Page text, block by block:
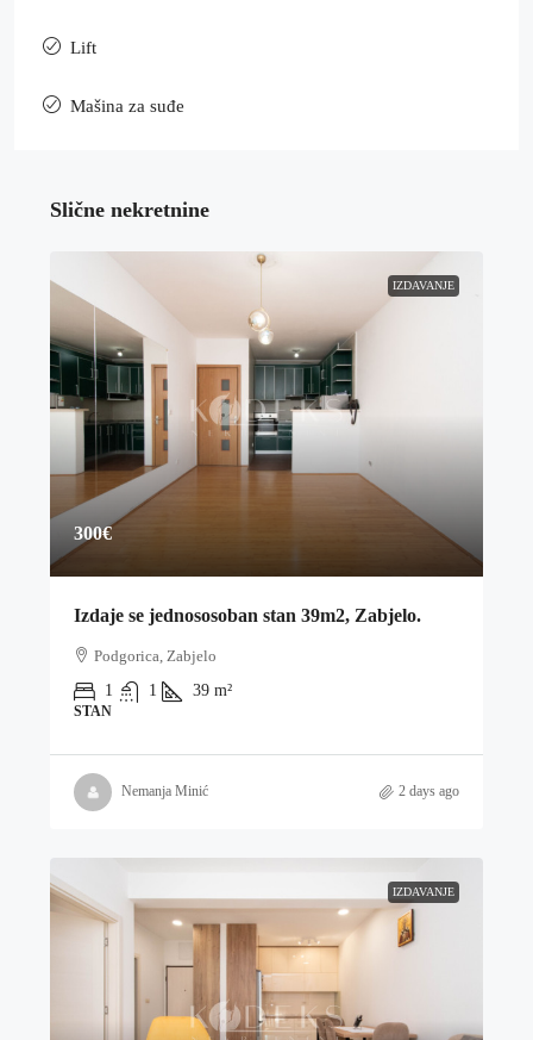
Lift
Mašina za suđe
Slične nekretnine
IZDAVANJE
300€
Izdaje se jednososoban stan 39m2, Zabjelo.
Podgorica, Zabjelo
1
1 39 m²
STAN
Nemanja Minić 2 days ago
IZDAVANJE